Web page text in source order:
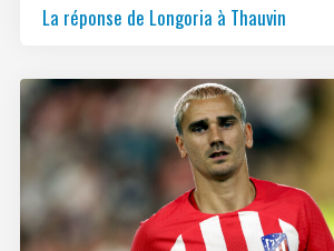
La réponse de Longoria à Thauvin